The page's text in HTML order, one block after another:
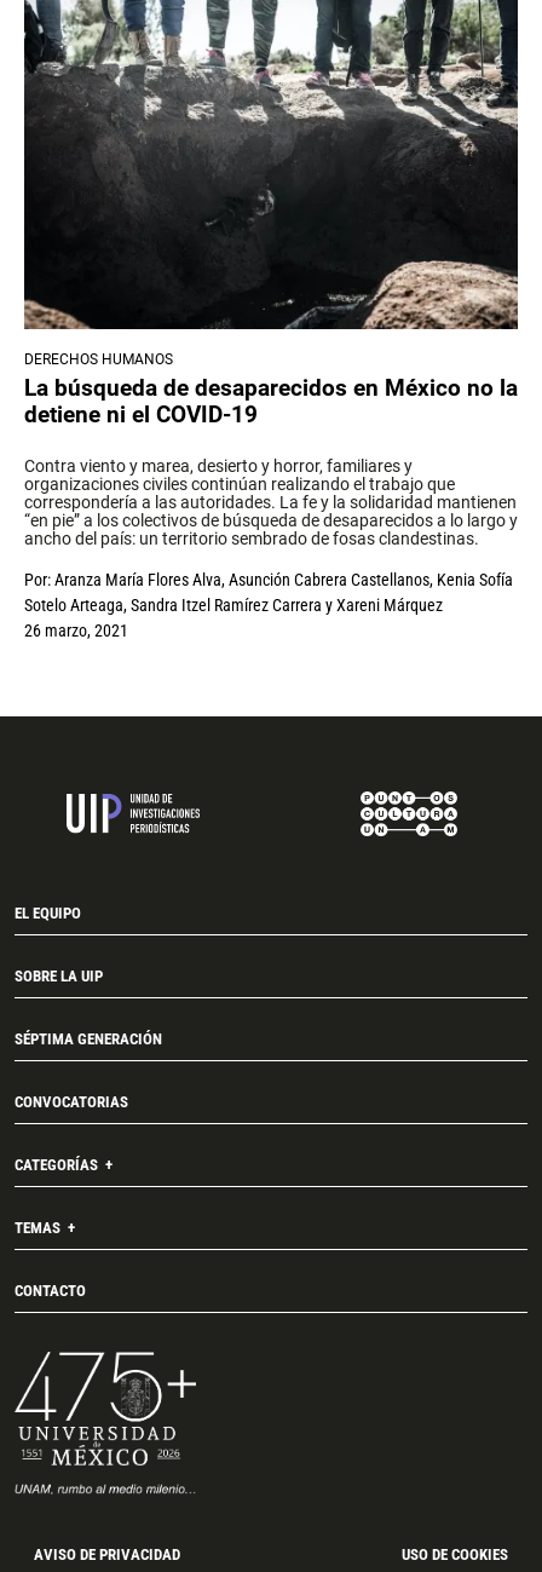
DERECHOS HUMANOS
La búsqueda de desaparecidos en México no la
detiene ni el COVID-19
Contra viento y marea, desierto y horror, familiares y
organizaciones civiles continúan realizando el trabajo que
correspondería a las autoridades. La fe y la solidaridad mantienen
“en pie” a los colectivos de búsqueda de desaparecidos a lo largo y
ancho del país: un territorio sembrado de fosas clandestinas.
Por:Aranza María Flores Alva,Asunción Cabrera Castellanos, Kenia Sofía
Sotelo Arteaga,Sandra Itzel Ramírez Carrera yXareni Márquez
26 marzo, 2021
EL EQUIPO
SOBRE LA UIP
SÉPTIMA GENERACIÓN
CONVOCATORIAS
CATEGORÍAS
TEMAS
CONTACTO
AVISO DE PRIVACIDAD USO DE COOKIES